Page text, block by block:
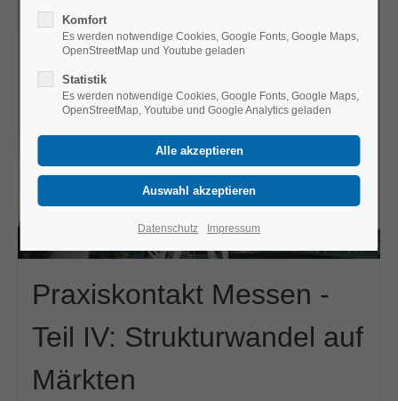
Praxiskontakt Messen -
Teil IV: Strukturwandel auf
Märkten
Komfort
Es werden notwendige Cookies, Google Fonts, Google Maps,
OpenStreetMap und Youtube geladen
Statistik
Es werden notwendige Cookies, Google Fonts, Google Maps,
OpenStreetMap, Youtube und Google Analytics geladen
Datenschutz Impressum